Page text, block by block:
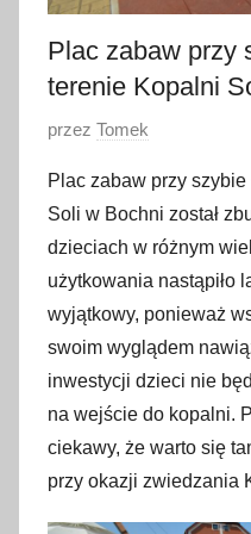
Plac zabaw przy
terenie Kopalni
O
u
b
l
i
k
o
w
a
n
przez Tomek
Plac zabaw przy
Soli w Bochni został
dzieciach w różnym
użytkowania nastąpiło
wyjątkowy, ponieważ
swoim wyglądem
inwestycji dzieci nie
na wejście do kopalni.
ciekawy, że warto się
przy okazji zwiedzania